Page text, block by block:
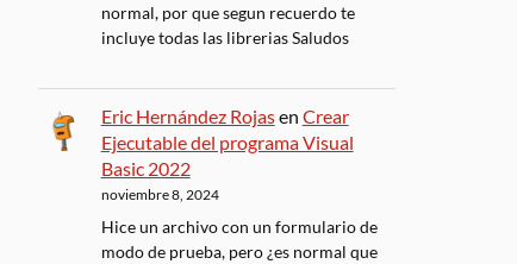
normal, por que segun recuerdo te
incluye todas las librerias Saludos
Eric Hernández Rojasen Crear
Ejecutable del programa Visual
Basic 2022
noviembre 8, 2024
Hice un archivo con un formulario de
modo de prueba, pero ¿es normal que